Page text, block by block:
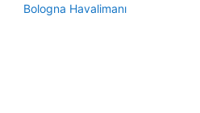
Bologna Havalimanı